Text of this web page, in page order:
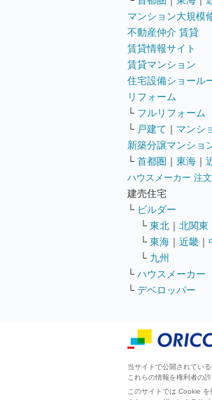
マンション大規模
不動産仲介 賃貸
賃貸情報サイト
賃貸マンション
住宅設備ショール
リフォーム
└ フルリフォーム
└ 戸建て ｜ マンシ
新築分譲マンショ
└ 首都圏 ｜ 東海 ｜
ハウスメーカー 注
建売住宅
└ ビルダー
└ 東北 ｜ 北関東
└ 東海 ｜ 近畿 ｜
└ 九州
└ ハウスメーカー
└ デベロッパー
当サイトで公開されてい
これらの情報を権利者の
このサイトでは Cookie